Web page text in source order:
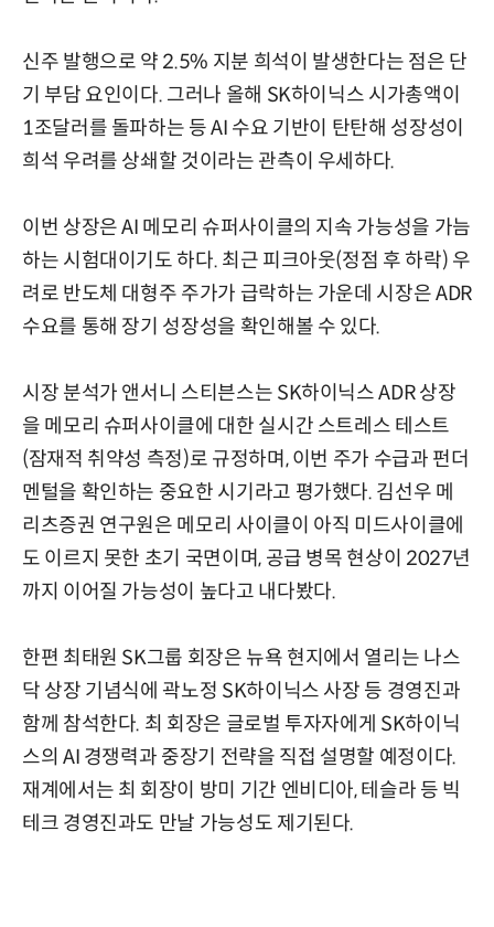
신주 발행으로 약 2.5% 지분 희석이 발생한다는 점은 단
기 부담 요인이다. 그러나 올해 SK하이닉스 시가총액이
1조달러를 돌파하는 등 AI 수요 기반이 탄탄해 성장성이
희석 우려를 상쇄할 것이라는 관측이 우세하다.
이번 상장은 AI 메모리 슈퍼사이클의 지속 가능성을 가늠
하는 시험대이기도 하다. 최근 피크아웃(정점 후 하락) 우
려로 반도체 대형주 주가가 급락하는 가운데 시장은 ADR
수요를 통해 장기 성장성을 확인해볼 수 있다.
시장 분석가 앤서니 스티븐스는 SK하이닉스 ADR 상장
을 메모리 슈퍼사이클에 대한 실시간 스트레스 테스트
(잠재적 취약성 측정)로 규정하며, 이번 주가 수급과 펀더
멘털을 확인하는 중요한 시기라고 평가했다. 김선우 메
리츠증권 연구원은 메모리 사이클이 아직 미드사이클에
도 이르지 못한 초기 국면이며, 공급 병목 현상이 2027년
까지 이어질 가능성이 높다고 내다봤다.
한편 최태원 SK그룹 회장은 뉴욕 현지에서 열리는 나스
닥 상장 기념식에 곽노정 SK하이닉스 사장 등 경영진과
함께 참석한다. 최 회장은 글로벌 투자자에게 SK하이닉
스의 AI 경쟁력과 중장기 전략을 직접 설명할 예정이다.
재계에서는 최 회장이 방미 기간 엔비디아, 테슬라 등 빅
테크 경영진과도 만날 가능성도 제기된다.